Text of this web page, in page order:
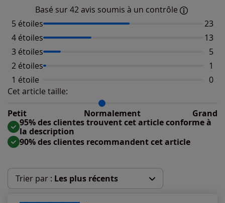
Basé sur 42 avis soumis à un contrôle
5 étoiles
23
4 étoiles
13
3 étoiles
5
2 étoiles
1
1 étoile
0
Cet article taille:
Petit
Normalement Grand
Répartition du taillant selon les avis clients
Taille normalement : 82%
Taille petit : 14%
Taille grand : 5%
95% des clientes trouvent cet article conforme à
la description
90% des clientes recommandent cet article
Trier par : Les plus récents